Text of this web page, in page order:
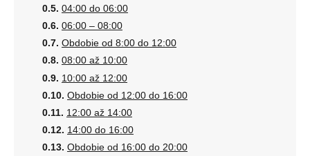
04:00 do 06:00
06:00 – 08:00
Obdobie od 8:00 do 12:00
08:00 až 10:00
10:00 až 12:00
Obdobie od 12:00 do 16:00
12:00 až 14:00
14:00 do 16:00
Obdobie od 16:00 do 20:00